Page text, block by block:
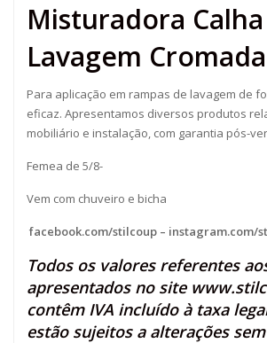
Misturadora Calha
Lavagem Cromada
Para aplicação em rampas de lavagem de
eficaz. Apresentamos diversos produtos
mobiliário e instalação, com garantia pós-
Femea de 5/8-
Vem com chuveiro e bicha
facebook.com/stilcoup – instagram.com/
Todos os valores referentes
apresentados no site
contêm IVA incluído à taxa
estão sujeitos a alterações